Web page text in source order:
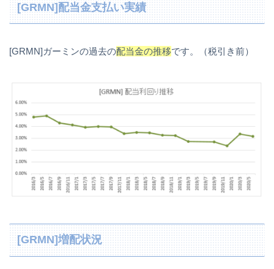
[GRMN]配当金支払い実績
[GRMN]ガーミンの過去の配当金の推移です。（税引き前）
[GRMN]増配状況